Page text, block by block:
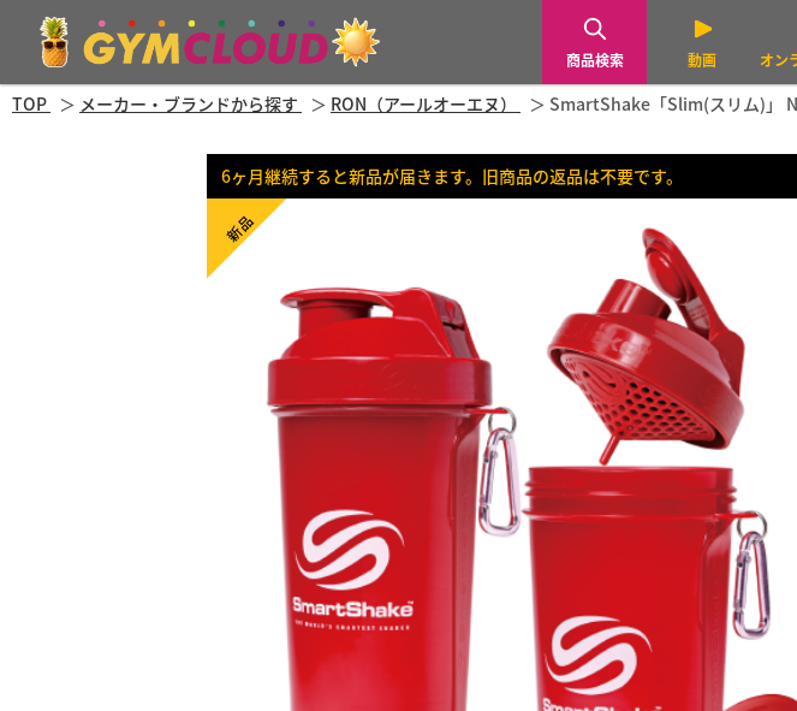
商品検索 動画 オン
TOP メーカー・ブランドから探す RON（アールオーエヌ） SmartShake「Slim(スリム)」
6ヶ月継続すると新品が届きます。旧商品の返品は不要です。
新品